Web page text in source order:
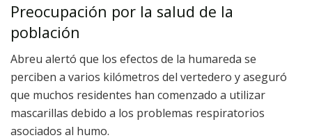
Preocupación por la salud de la
población
Abreu alertó que los efectos de la humareda se
perciben a varios kilómetros del vertedero y aseguró
que muchos residentes han comenzado a utilizar
mascarillas debido a los problemas respiratorios
asociados al humo.